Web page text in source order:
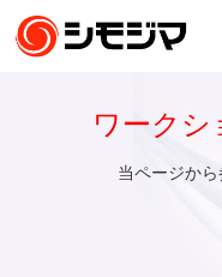
ワークシ
当ページから